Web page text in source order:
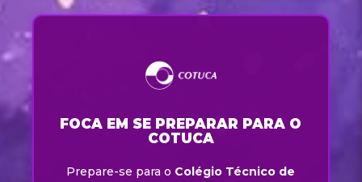
FOCA EM SE PREPARAR PARA O
COTUCA
Prepare-se para o Colégio Técnico de